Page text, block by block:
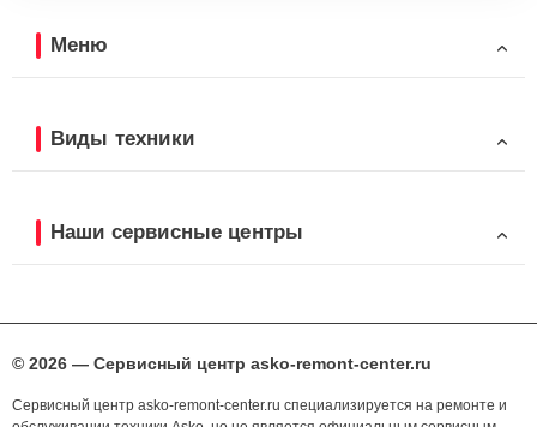
Меню
Виды техники
Наши сервисные центры
© 2026 — Сервисный центр asko-remont-center.ru
Сервисный центр asko-remont-center.ru специализируется на ремонте и